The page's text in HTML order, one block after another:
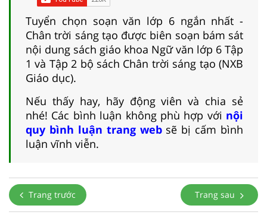
Tuyển chọn soạn văn lớp 6 ngắn nhất -
Chân trời sáng tạo được biên soạn bám sát
nội dung sách giáo khoa Ngữ văn lớp 6 Tập
1 và Tập 2 bộ sách Chân trời sáng tạo (NXB
Giáo dục).
Nếu thấy hay, hãy động viên và chia sẻ
nhé! Các bình luận không phù hợp với nội
quy bình luận trang websẽ bị cấm bình
luận vĩnh viễn.
Trang trước Trang sau